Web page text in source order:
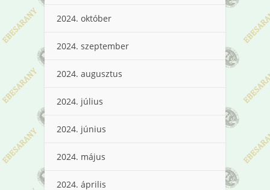
2024. október
2024. szeptember
2024. augusztus
2024. július
2024. június
2024. május
2024. április